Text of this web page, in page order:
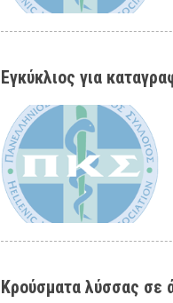
Εγκύκλιος για
Κρούσματα λύσσας σε